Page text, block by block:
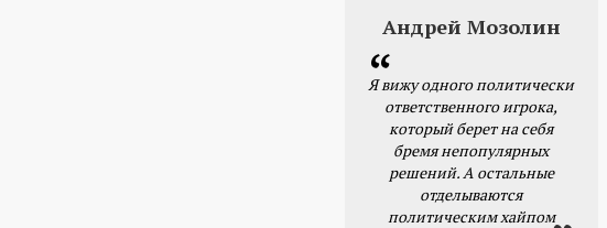
Андрей Мозолин
Я вижу одного политически
ответственного игрока,
который берет на себя
бремя непопулярных
решений. А остальные
отделываются
политическим хайпом